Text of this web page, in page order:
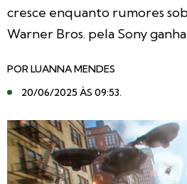
cresce enquanto rumores
Warner Bros. pela Sony
PORLUANNA MENDES
20/06/2025 ÀS 09:53.